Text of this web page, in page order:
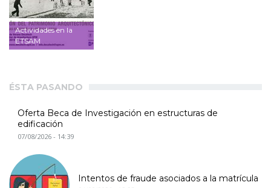
Actividades en la
ETSAM
ÉSTA PASANDO
Oferta Beca de Investigación en estructuras de
edificación
07/08/2026 - 14:39
Intentos de fraude asociados a la matrícula